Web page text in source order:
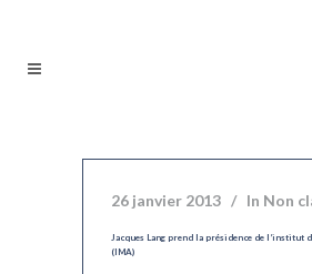
26 janvier 2013 In Non
Jacques Lang prend la présidence de l’institut
(IMA)